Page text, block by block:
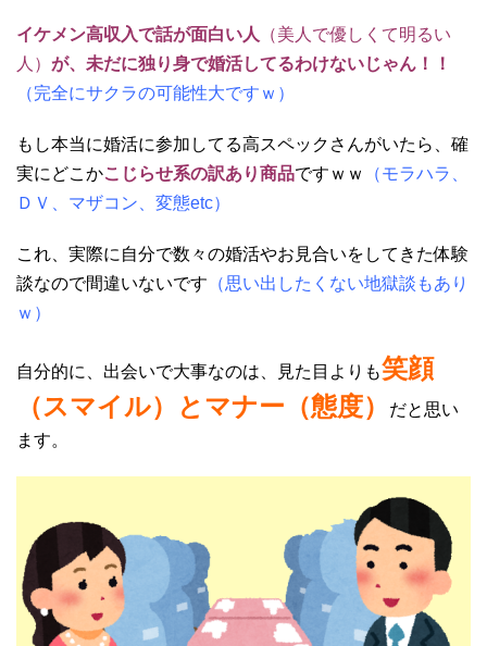
イケメン高収入で話が面白い人
（美人で優しくて明るい
人） が、未だに独り身で婚活してるわけないじゃん！！
（完全にサクラの可能性大ですｗ）
もし本当に婚活に参加してる高スペックさんがいたら、確
実にどこかこじらせ系の訳あり商品ですｗｗ
（モラハラ、
ＤＶ、マザコン、変態etc）
これ、実際に自分で数々の婚活やお見合いをしてきた体験
談なので間違いないです （思い出したくない地獄談もあり
ｗ）
自分的に、出会いで大事なのは、見た目よりも笑顔
（スマイル）とマナー（態度）
だと思い
ます。